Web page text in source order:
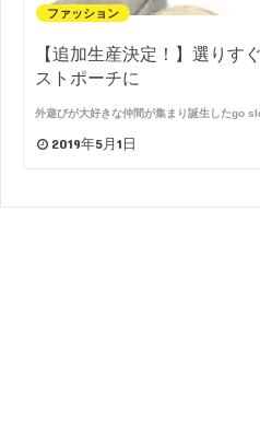
ファッション
【追加生産決定！】選りす
ストポーチに
外遊びが大好きな仲間が集まり誕生したgo
2019年5月1日